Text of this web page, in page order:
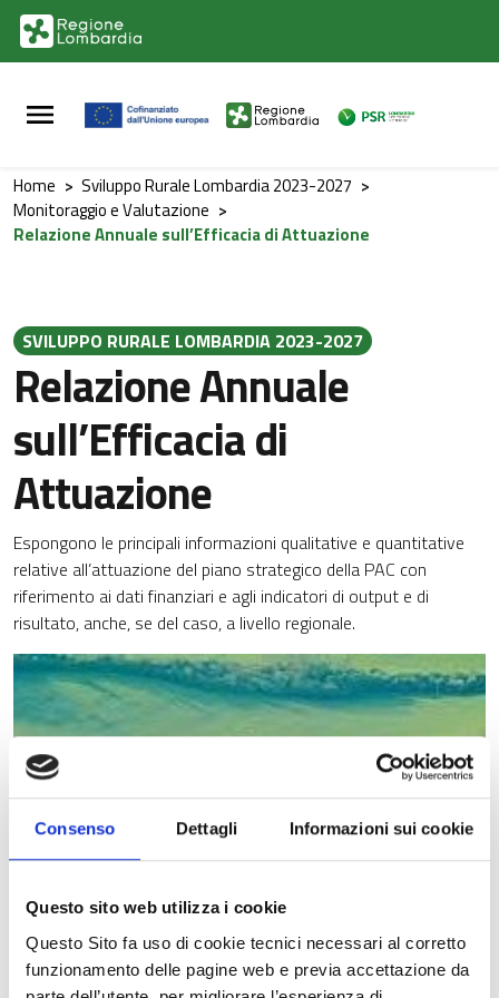
Consenso Dettagli Informazioni sui cookie
Questo sito web utilizza i cookie
Questo Sito fa uso di cookie tecnici necessari al corretto
funzionamento delle pagine web e previa accettazione da
Vai al contenuto principale
Vai al footer
Home > Sviluppo Rurale Lombardia 2023-2027 >
Monitoraggio e Valutazione >
Relazione Annuale sull’Efficacia di Attuazione
SVILUPPO RURALE LOMBARDIA 2023-2027
Relazione Annuale
sull’Efficacia di
Attuazione
Espongono le principali informazioni qualitative e quantitative
relative all’attuazione del piano strategico della PAC con
riferimento ai dati finanziari e agli indicatori di output e di
risultato, anche, se del caso, a livello regionale.